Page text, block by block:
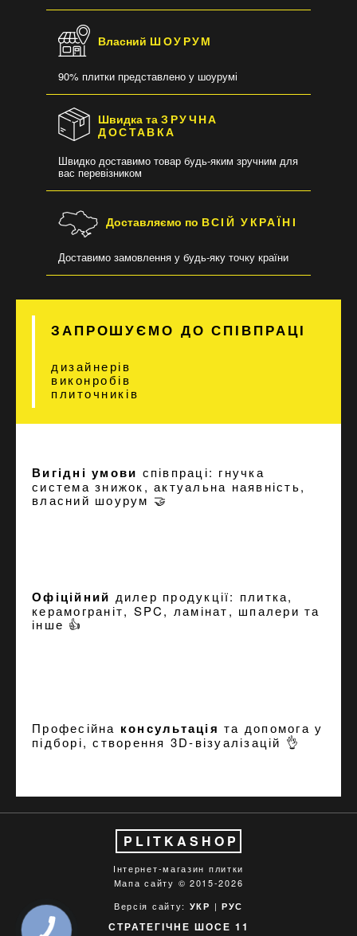
Власний ШОУРУМ
90% плитки представлено у шоурумі
Швидка таЗРУЧНА
ДОСТАВКА
Швидко доставимо товар будь-яким зручним для
вас перевізником
Доставляємо по ВСІЙ УКРАЇНІ
Доставимо замовлення у будь-яку точку країни
ЗАПРОШУЄМО ДО СПІВПРАЦІ
дизайнерів
виконробів
плиточників
Вигідні умови співпраці: гнучка
система знижок, актуальна наявність,
власний шоурум 🤝
Офіційний дилер продукції: плитка,
керамограніт, SPC, ламінат, шпалери та
інше 👍
Професійна консультація та допомога у
підборі, створення 3D-візуалізацій 👌
PLITKASHOP
Інтернет-магазин плитки
Мапа сайту © 2015-2026
Версія сайту: УКР | РУС
СТРАТЕГІЧНЕ ШОСЕ 11
КНОПКА
ЗВ'ЯЗКУ